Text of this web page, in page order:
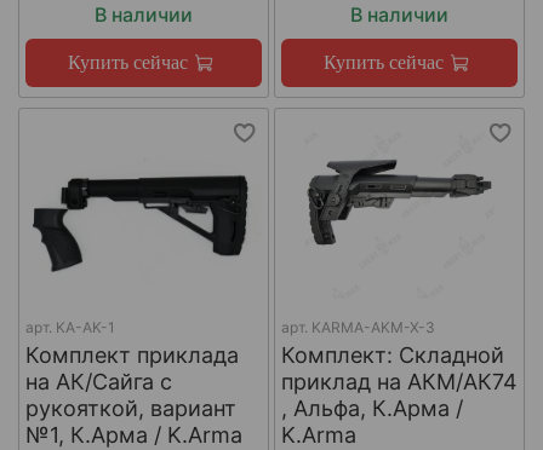
В наличии
Купить сейчас
В наличии
Купить сейчас
арт. KA-AK-1
Комплект приклада
на АК/Сайга с
рукояткой, вариант
№1, К.Арма / K.Arma
арт. KARMA-AKM-X-3
Комплект: Складной
приклад на АКМ/АК74
, Альфа, К.Арма /
K.Arma